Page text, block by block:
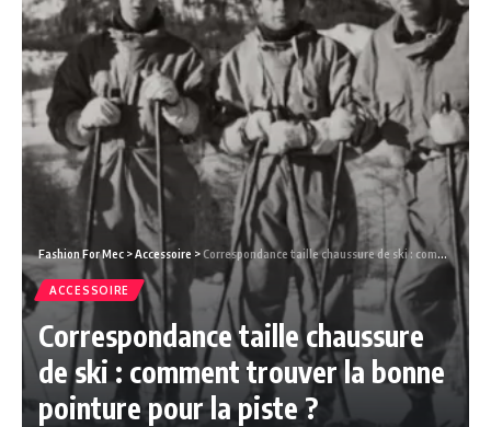
Fashion For Mec >Accessoire >Correspondance taille chaussure de ski : comment trouver la bonne pointure pour la piste ?
ACCESSOIRE
Correspondance taille chaussure
de ski : comment trouver la bonne
pointure pour la piste ?